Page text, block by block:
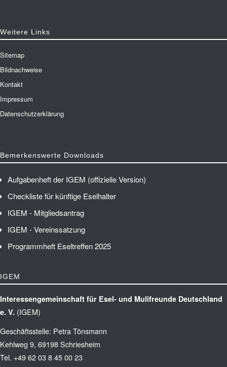
Weitere Links
Sitemap
Bildnachweise
Kontakt
Impressum
Datenschutzerklärung
Bemerkenswerte Downloads
Aufgabenheft der IGEM (offizielle Version)
Checkliste für künftige Eselhalter
IGEM - Mitgliedsantrag
IGEM - Vereinssatzung
Programmheft Eseltreffen 2025
IGEM
Interessengemeinschaft für Esel- und Mulifreunde Deutschland
e. V. (IGEM)
Geschäftsstelle: Petra Tönsmann
Kehlweg 9, 69198 Schriesheim
Tel. +49 62 03 8 45 00 23